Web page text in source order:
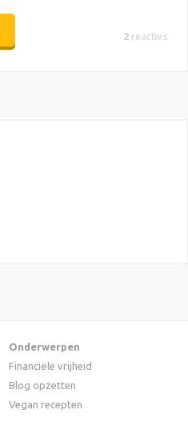
2 reacties
Onderwerpen
Financiële vrijheid
Blog opzetten
Vegan recepten